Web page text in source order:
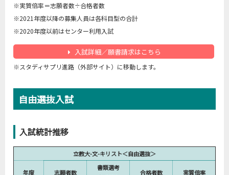
※実質倍率＝志願者数÷合格者数
※2021年度以降の募集人員は各科目型の合計
※2020年度以前はセンター利用入試
入試詳細／願書請求はこちら
※スタディサプリ進路（外部サイト）に移動します。
自由選抜入試
入試統計推移
立教大-文-キリスト＜自由選抜＞
年度 志願者数
書類選考
合格者数 実質倍率